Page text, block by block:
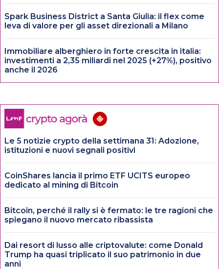
Spark Business District a Santa Giulia: il flex come
leva di valore per gli asset direzionali a Milano
Immobiliare alberghiero in forte crescita in italia:
investimenti a 2,35 miliardi nel 2025 (+27%), positivo
anche il 2026
Le 5 notizie crypto della settimana 31: Adozione,
istituzioni e nuovi segnali positivi
CoinShares lancia il primo ETF UCITS europeo
dedicato al mining di Bitcoin
Bitcoin, perché il rally si è fermato: le tre ragioni che
spiegano il nuovo mercato ribassista
Dai resort di lusso alle criptovalute: come Donald
Trump ha quasi triplicato il suo patrimonio in due
anni